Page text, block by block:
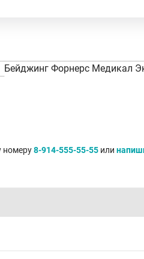
Бейджинг Форнерс Медикал
номеру8-914-555-55-55 или